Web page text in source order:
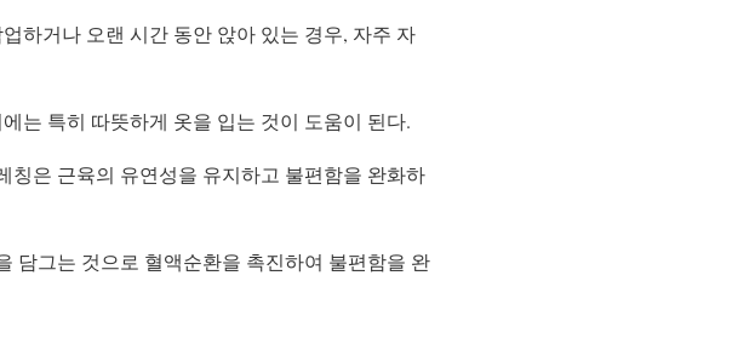
하거나 오랜 시간 동안 앉아 있는 경우, 자주 자
는 특히 따뜻하게 옷을 입는 것이 도움이 된다.
은 근육의 유연성을 유지하고 불편함을 완화하
담그는 것으로 혈액순환을 촉진하여 불편함을 완